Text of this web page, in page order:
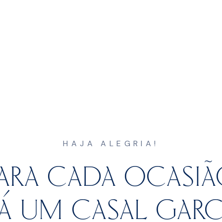
HAJA ALEGRIA!
CADA
UM CASAL